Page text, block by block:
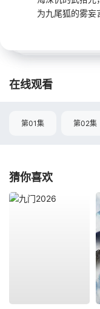
为九尾狐的雾妄
在线观看
第01集 第02集
猜你喜欢